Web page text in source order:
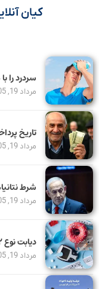
کیان
سردرد را
مرداد 19, 1405
تاریخ
مرداد 19, 1405
شرط
مرداد 19, 1405
دیابت نوع ۲ عوارض یائسگی را تشدید می کند
مرداد 19, 1405